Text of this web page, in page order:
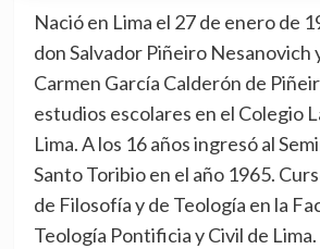
Nació en Lima el 27 de enero de
don Salvador Piñeiro Nesanovich
Carmen García Calderón de
estudios escolares en el Colegio
Lima. A los 16 años ingresó al
Santo Toribio en el año 1965.
de Filosofía y de Teología en la
Teología Pontificia y Civil de